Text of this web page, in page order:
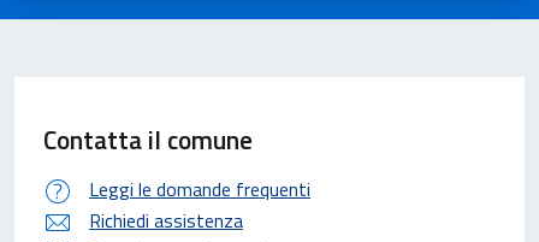
Contatta il comune
Leggi le domande frequenti
Richiedi assistenza